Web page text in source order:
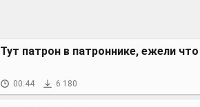
Тут патрон в патроннике, ежели что
00:44 6 180